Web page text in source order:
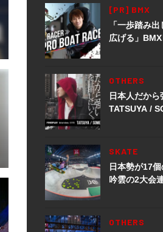
[PR] BMX
「一歩踏み
広げる」
レーサーへ
OTHERS
日本人だから
TATSUYA /
SKATE
日本勢が17
吟雲の2大会
ダル獲得な
OTHERS